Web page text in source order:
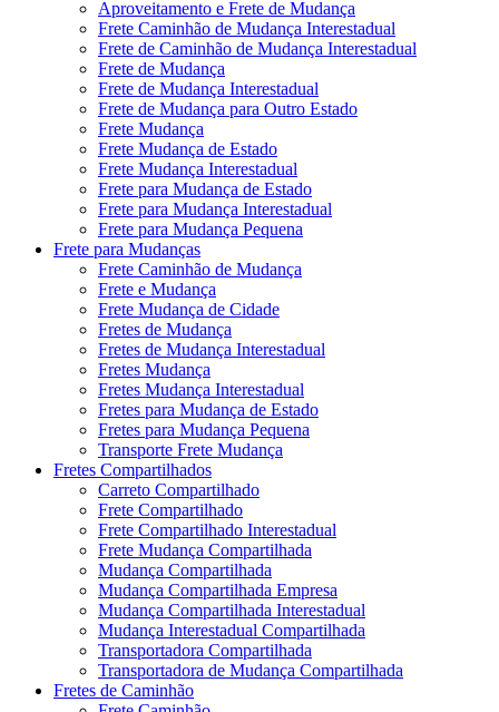
Aproveitamento e Frete de Mudança
Frete Caminhão de Mudança Interestadual
Frete de Caminhão de Mudança Interestadual
Frete de Mudança
Frete de Mudança Interestadual
Frete de Mudança para Outro Estado
Frete Mudança
Frete Mudança de Estado
Frete Mudança Interestadual
Frete para Mudança de Estado
Frete para Mudança Interestadual
Frete para Mudança Pequena
Frete para Mudanças
Frete Caminhão de Mudança
Frete e Mudança
Frete Mudança de Cidade
Fretes de Mudança
Fretes de Mudança Interestadual
Fretes Mudança
Fretes Mudança Interestadual
Fretes para Mudança de Estado
Fretes para Mudança Pequena
Transporte Frete Mudança
Fretes Compartilhados
Carreto Compartilhado
Frete Compartilhado
Frete Compartilhado Interestadual
Frete Mudança Compartilhada
Mudança Compartilhada
Mudança Compartilhada Empresa
Mudança Compartilhada Interestadual
Mudança Interestadual Compartilhada
Transportadora Compartilhada
Transportadora de Mudança Compartilhada
Fretes de Caminhão